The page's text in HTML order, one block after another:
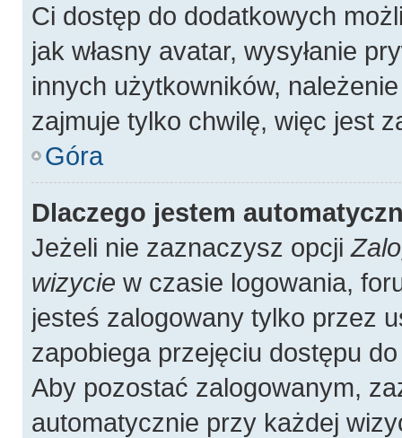
Ci dostęp do dodatkowych
jak własny avatar, wysyłanie
innych użytkowników,
zajmuje tylko chwilę, więc jest
Góra
Dlaczego jestem
Jeżeli nie zaznaczysz opcji
wizycie w czasie logowania,
jesteś zalogowany tylko przez
zapobiega przejęciu dostępu
Aby pozostać zalogowanym,
automatycznie przy każdej